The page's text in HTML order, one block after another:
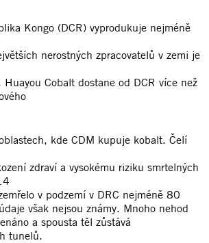
Kongo (DCR) vyprodukuje nejméně
nerostných zpracovatelů v zemi je
Cobalt dostane od DCR více než
kde CDM kupuje kobalt. Čelí
zdraví a vysokému riziku smrtelných
v podzemí v DRC nejméně 80
však nejsou známy. Mnoho nehod
a spousta těl zůstává
tunelů.